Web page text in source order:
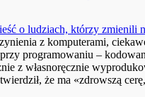
o ludziach, którzy zmienili
z komputerami,
programowaniu –
z własnoręcznie
że ma «zdrowszą cerę,